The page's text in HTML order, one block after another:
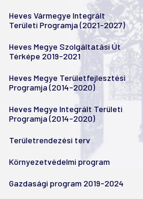
Heves Vármegye Integrált
Területi Programja (2021-2027)
Heves Megye Szolgáltatási Út
Térképe 2019-2021
Heves Megye Területfejlesztési
Programja (2014-2020)
Heves Megye Integrált Területi
Programja (2014-2020)
Területrendezési terv
Környezetvédelmi program
Gazdasági program 2019-2024